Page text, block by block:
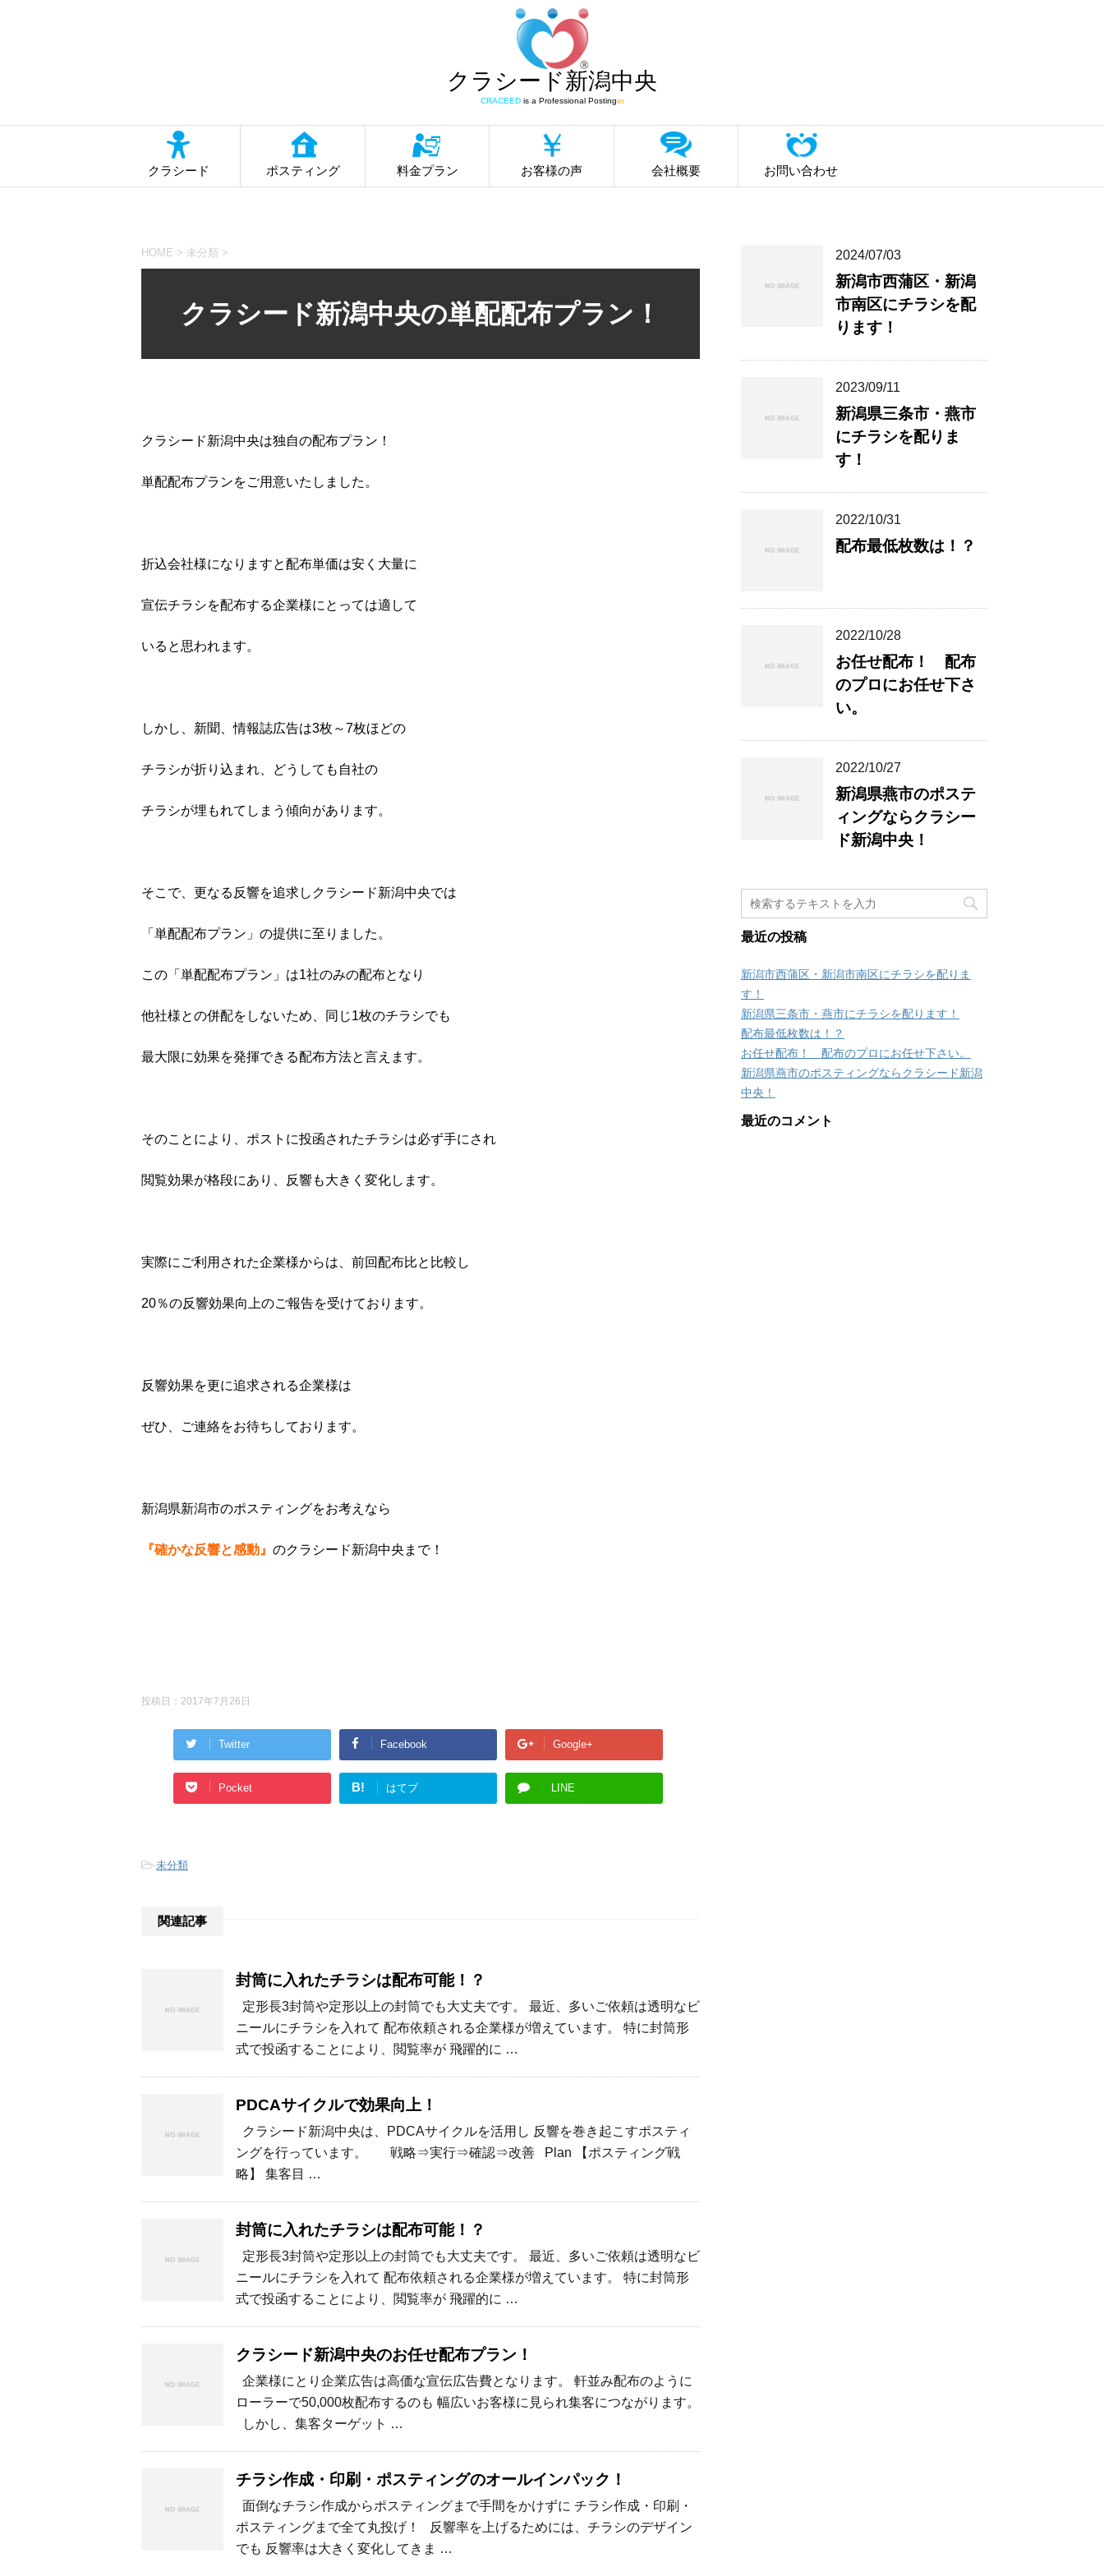
クラシード新潟中央
CRACEEDis a Professional Postinger
クラシード ポスティング 料金プラン お客様の声 会社概要 お問い合わせ
HOME > 未分類 >
クラシード新潟中央の単配配布プラン！
クラシード新潟中央は独自の配布プラン！
単配配布プランをご用意いたしました。
折込会社様になりますと配布単価は安く大量に
宣伝チラシを配布する企業様にとっては適して
いると思われます。
しかし、新聞、情報誌広告は3枚～7枚ほどの
チラシが折り込まれ、どうしても自社の
チラシが埋もれてしまう傾向があります。
そこで、更なる反響を追求しクラシード新潟中央では
「単配配布プラン」の提供に至りました。
この「単配配布プラン」は1社のみの配布となり
他社様との併配をしないため、同じ1枚のチラシでも
最大限に効果を発揮できる配布方法と言えます。
そのことにより、ポストに投函されたチラシは必ず手にされ
閲覧効果が格段にあり、反響も大きく変化します。
実際にご利用された企業様からは、前回配布比と比較し
20％の反響効果向上のご報告を受けております。
反響効果を更に追求される企業様は
ぜひ、ご連絡をお待ちしております。
新潟県新潟市のポスティングをお考えなら
『確かな反響と感動』 のクラシード新潟中央まで！
投稿日： 2017年7月26日
Twitter Facebook Google+
Pocket B! はてブ LINE
-未分類
関連記事
封筒に入れたチラシは配布可能！？
定形長3封筒や定形以上の封筒でも大丈夫です。 最近、多いご依頼は透明なビ
ニールにチラシを入れて 配布依頼される企業様が増えています。 特に封筒形
式で投函することにより、閲覧率が 飛躍的に …
PDCAサイクルで効果向上！
クラシード新潟中央は、PDCAサイクルを活用し 反響を巻き起こすポスティ
ングを行っています。 戦略⇒実行⇒確認⇒改善 Plan 【ポスティング戦
略】 集客目 …
封筒に入れたチラシは配布可能！？
定形長3封筒や定形以上の封筒でも大丈夫です。 最近、多いご依頼は透明なビ
ニールにチラシを入れて 配布依頼される企業様が増えています。 特に封筒形
式で投函することにより、閲覧率が 飛躍的に …
クラシード新潟中央のお任せ配布プラン！
企業様にとり企業広告は高価な宣伝広告費となります。 軒並み配布のように
ローラーで50,000枚配布するのも 幅広いお客様に見られ集客につながります。
しかし、集客ターゲット …
チラシ作成・印刷・ポスティングのオールインパック！
面倒なチラシ作成からポスティングまで手間をかけずに チラシ作成・印刷・
ポスティングまで全て丸投げ！ 反響率を上げるためには、チラシのデザイン
でも 反響率は大きく変化してきま …
2024/07/03
新潟市西蒲区・新潟
市南区にチラシを配
ります！
2023/09/11
新潟県三条市・燕市
にチラシを配りま
す！
2022/10/31
配布最低枚数は！？
2022/10/28
お任せ配布！ 配布
のプロにお任せ下さ
い。
2022/10/27
新潟県燕市のポステ
ィングならクラシー
ド新潟中央！
最近の投稿
新潟市西蒲区・新潟市南区にチラシを配りま
す！
新潟県三条市・燕市にチラシを配ります！
配布最低枚数は！？
お任せ配布！ 配布のプロにお任せ下さい。
新潟県燕市のポスティングならクラシード新潟
中央！
最近のコメント